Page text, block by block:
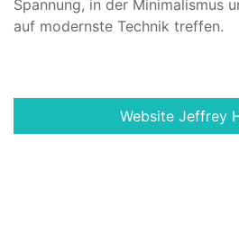
Spannung, in der Minimalismus
auf modernste Technik treffen.
Website Jeffrey